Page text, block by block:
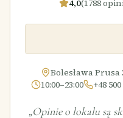
4,0(1788
Bolesława Prusa
10:00–23:00
+48
„Opinie o lokalu są